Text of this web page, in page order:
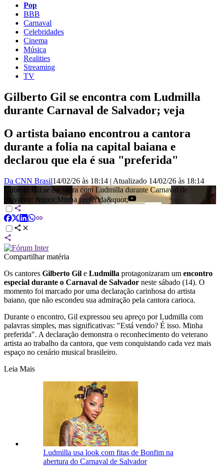
Pop
BBB
Carnaval
Celebridades
Cinema
Música
Realities
Streaming
TV
Gilberto Gil se encontra com Ludmilla
durante Carnaval de Salvador; veja
O artista baiano encontrou a cantora
durante a folia na capital baiana e
declarou que ela é sua "preferida"
Da CNN Brasil14/02/26 às 18:14 | Atualizado 14/02/26 às 18:14
Gilberto Gil se encontra com Ludmilla durante Carnaval de
Salvador: &quot;Minha preferida&quot;
Compartilhar matéria
Os cantores Gilberto Gil e Ludmilla protagonizaram um encontro
especial durante o Carnaval de Salvador neste sábado (14). O
momento foi marcado por uma declaração carinhosa do artista
baiano, que não escondeu sua admiração pela cantora carioca.
Durante o encontro, Gil expressou seu apreço por Ludmilla com
palavras simples, mas significativas: "Está vendo? É isso. Minha
preferida". A declaração demonstra o reconhecimento do veterano
artista ao trabalho da cantora, que vem conquistando cada vez mais
espaço no cenário musical brasileiro.
Leia Mais
Ludmilla usa look com fitas de Bonfim na
abertura do Carnaval de Salvador